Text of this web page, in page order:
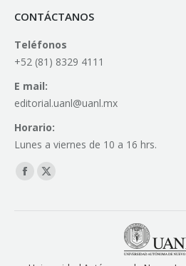
CONTÁCTANOS
Teléfonos
+52 (81) 8329 4111
E mail:
editorial.uanl@uanl.mx
Horario:
Lunes a viernes de 10 a 16 hrs.
Find us on:
Facebook
X